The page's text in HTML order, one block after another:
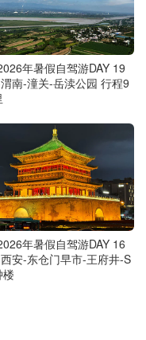
年暑假自驾游DAY 19
南-潼关-岳渎公园 行程9
年暑假自驾游DAY 16
安-东仓门早市-王府井-S
楼